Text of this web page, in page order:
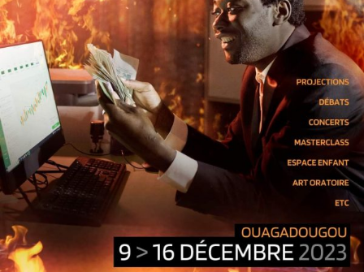
Laisser un avis Ajouter aux favoris
Description
Nous attendons plus d'informations sur cet évènement. Les
lieux des évènements vous seront communiqués dès que
nous les auront !
Prochaines dates
9 décembre 2023 08:00 - 16 décembre 2023
23:00